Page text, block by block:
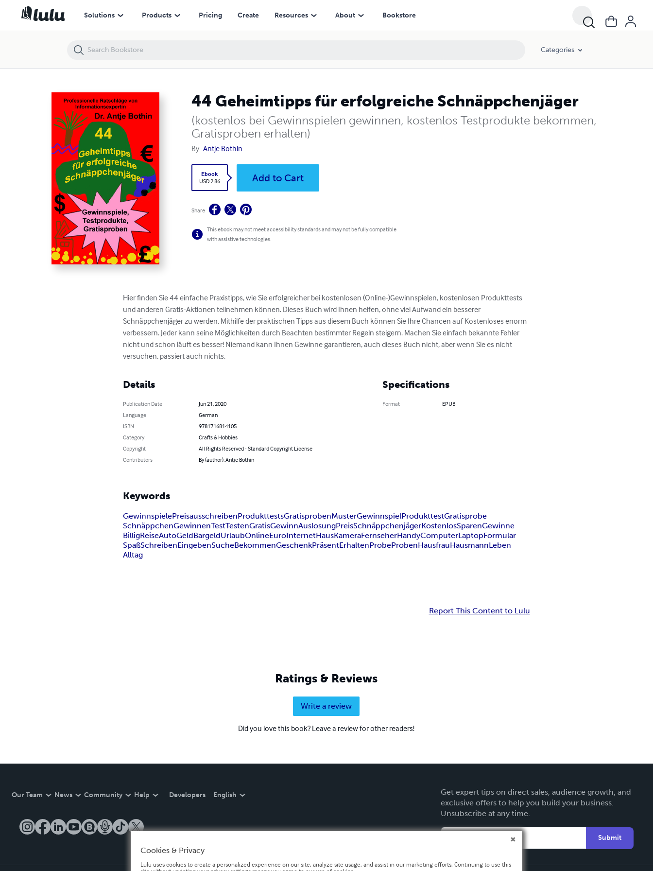
Solutions Products Pricing Create Resources About Bookstore
Categories
44 Geheimtipps für erfolgreiche Schnäppchenjäger
(kostenlos bei Gewinnspielen gewinnen, kostenlos Testprodukte bekommen,
Gratisproben erhalten)
By Antje Bothin
Ebook
USD 2.86
Add to Cart
Share
This ebook may not meet accessibility standards and may not be fully compatible
with assistive technologies.
Hier finden Sie 44 einfache Praxistipps, wie Sie erfolgreicher bei kostenlosen (Online-)Gewinnspielen, kostenlosen Produkttests
und anderen Gratis-Aktionen teilnehmen können. Dieses Buch wird Ihnen helfen, ohne viel Aufwand ein besserer
Schnäppchenjäger zu werden. Mithilfe der praktischen Tipps aus diesem Buch können Sie Ihre Chancen auf Kostenloses enorm
verbessern. Jeder kann seine Möglichkeiten durch Beachten bestimmter Regeln steigern. Machen Sie einfach bekannte Fehler
nicht und schon läuft es besser! Niemand kann Ihnen Gewinne garantieren, auch dieses Buch nicht, aber wenn Sie es nicht
versuchen, passiert auch nichts.
Details
Publication Date
Jun 21, 2020
Language
German
ISBN
9781716814105
Category
Crafts & Hobbies
Copyright
All Rights Reserved - Standard Copyright License
Contributors
By (author): Antje Bothin
Specifications
Format EPUB
Keywords
GewinnspielePreisausschreibenProdukttestsGratisprobenMusterGewinnspielProdukttestGratisprobe
SchnäppchenGewinnenTestTestenGratisGewinnAuslosungPreisSchnäppchenjägerKostenlosSparenGewinne
BilligReiseAutoGeldBargeldUrlaubOnlineEuroInternetHausKameraFernseherHandyComputerLaptopFormular
SpaßSchreibenEingebenSucheBekommenGeschenkPräsentErhaltenProbeProbenHausfrauHausmannLeben
Alltag
Report This Content to Lulu
Ratings & Reviews
Write a review
Did you love this book? Leave a review for other readers!
Our Team News Community Help Developers English
Get expert tips on direct sales, audience growth, and
exclusive offers to help you build your business.
Unsubscribe at any time.
Submit
44 Geheimtipps für erfolgreiche Schnäppchenjäger
Cookies & Privacy
Lulu uses cookies to create a personalized experience on our site, analyze site usage, and assist in our marketing efforts. Continuing to use this